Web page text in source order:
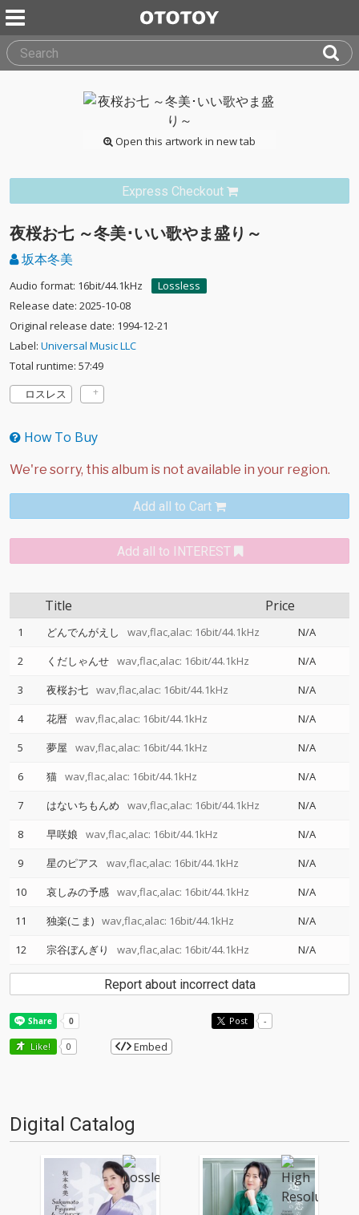
Open this artwork in new tab
Express Checkout
夜桜お七 ～冬美･いい歌やま盛り～
坂本冬美
Audio format: 16bit/44.1kHz
Lossless
Release date: 2025-10-08
Original release date: 1994-12-21
Label: Universal Music LLC
Total runtime: 57:49
ロスレス
How To Buy
Add all to Cart
Add all to INTEREST
Title Price
1 どんでんがえし wav,flac,alac: 16bit/44.1kHz
N/A
2
くだしゃんせ wav,flac,alac: 16bit/44.1kHz
N/A
3
夜桜お七 wav,flac,alac: 16bit/44.1kHz
N/A
4
花暦 wav,flac,alac: 16bit/44.1kHz
N/A
5
夢屋 wav,flac,alac: 16bit/44.1kHz
N/A
6
猫 wav,flac,alac: 16bit/44.1kHz
N/A
7
はないちもんめ wav,flac,alac: 16bit/44.1kHz
N/A
8
早咲娘 wav,flac,alac: 16bit/44.1kHz
N/A
9
星のピアス wav,flac,alac: 16bit/44.1kHz
N/A
10
哀しみの予感 wav,flac,alac: 16bit/44.1kHz
N/A
11
独楽(こま) wav,flac,alac: 16bit/44.1kHz
N/A
12
宗谷ぼんぎり wav,flac,alac: 16bit/44.1kHz N/A
Report about incorrect data
Post -
Like! 0 Embed
Digital Catalog